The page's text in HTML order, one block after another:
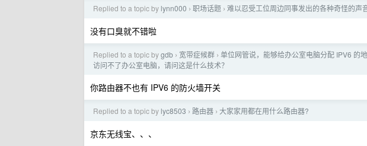
Replied to a topic by lynn000 › 职场话题 › 难以忍受工位周边同事发出的各种奇怪的声
没有口臭就不错啦
Replied to a topic bygdb › 宽带症候群 › 单位网管说，能够给办公室电脑分配 IPV6 的
访问不了办公室电脑，请问这是什么技术？
你路由器不也有 IPV6 的防火墙开关
Replied to a topic by lyc8503 › 路由器 › 大家家用都在用什么路由器?
京东无线宝、、、